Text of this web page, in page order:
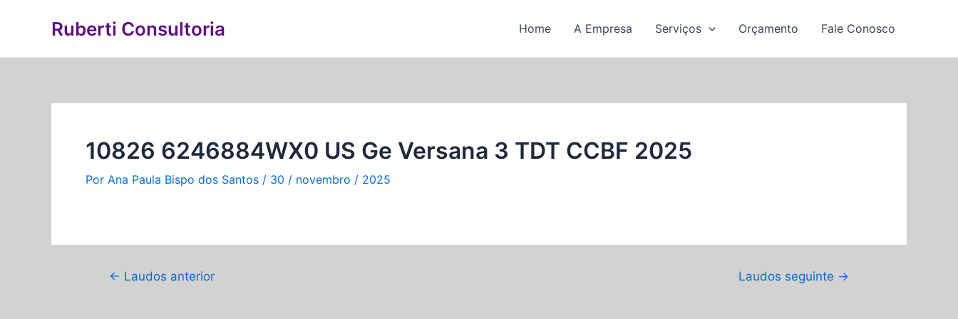
conteúdo
Ruberti Consultoria Home A Empresa Serviços Orçamento Fale Conosco
10826 6246884WX0 US Ge Versana 3 TDT CCBF 2025
Por Ana Paula Bispo dos Santos / 30 / novembro / 2025
de
← Laudos anterior Laudos seguinte →